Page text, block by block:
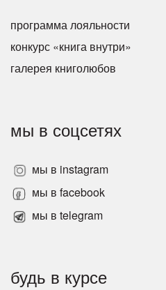
программа лояльности
конкурс «книга внутри»
галерея книголюбов
мы в соцсетях
мы в instagram
мы в facebook
мы в telegram
будь в курсе